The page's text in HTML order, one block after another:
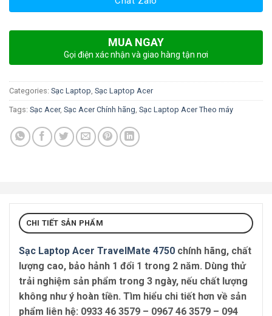
MUA NGAY
Gọi điện xác nhận và giao hàng tận nơi
Categories: Sạc Laptop Sạc Laptop Acer
Tags: Sạc Acer, Sạc Acer Chính hãng Sạc Laptop Acer Theo máy
CHI TIẾT SẢN PHẨM
Sạc Laptop Acer TravelMate 4750 chính hãng, chất
lượng cao, bảo hảnh 1 đổi 1 trong 2 năm. Dùng thử
trải nghiệm sản phẩm trong 3 ngày, nếu chất lượng
không như ý hoàn tiền. Tìm hiểu chi tiết hơn về sản
phẩm liên hệ: 0933 46 3579 – 0967 46 3579 – 094